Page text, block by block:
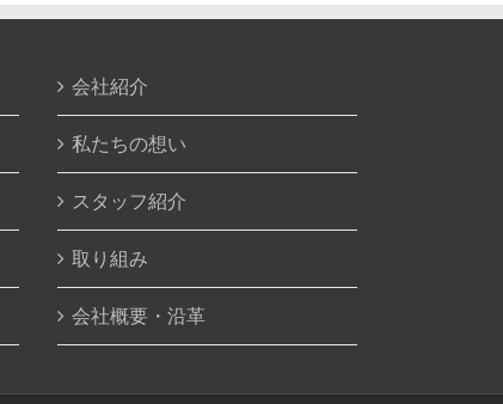
会社紹介
私たちの想い
スタッフ紹介
取り組み
会社概要・沿革